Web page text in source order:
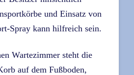
und Einsatz von
Spray kann hilfreich sein.
Wartezimmer steht die
auf dem Fußboden,